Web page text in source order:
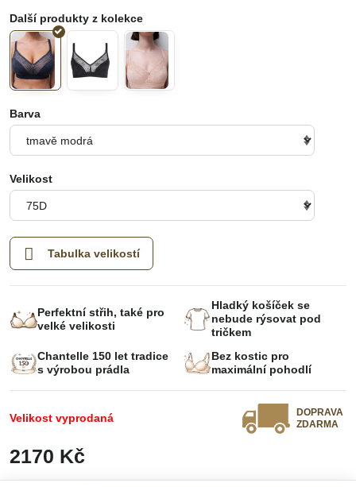
Barva
Velikost
Tabulka velikostí
Perfektní střih, také pro
velké velikosti
Hladký košíček se
nebude rýsovat pod
tričkem
Chantelle 150 let tradice
s výrobou prádla
Bez kostic pro
maximální pohodlí
Velikost vyprodaná
DOPRAVA
ZDARMA
2170 Kč